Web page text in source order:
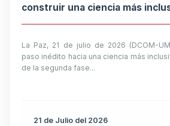
construir una ciencia más
La Paz, 21 de julio de 2026 (DCOM-
paso inédito hacia una ciencia más
de la segunda fase...
21 de Julio del 2026